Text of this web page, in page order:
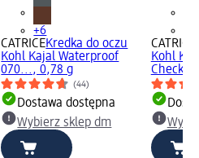
+6
CATRICEKredka do oczu
Kohl Kajal Waterproof
070..., 0,78 g
(44)
Dostawa dostępna
Wybierz sklep dm
CATRICE
Kohl